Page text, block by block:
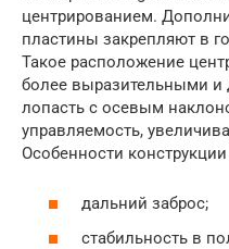
центрированием.
пластины закрепляют в
Такое расположение
более выразительными
лопасть с осевым
управляемость,
Особенности
дальний заброс;
стабильность в